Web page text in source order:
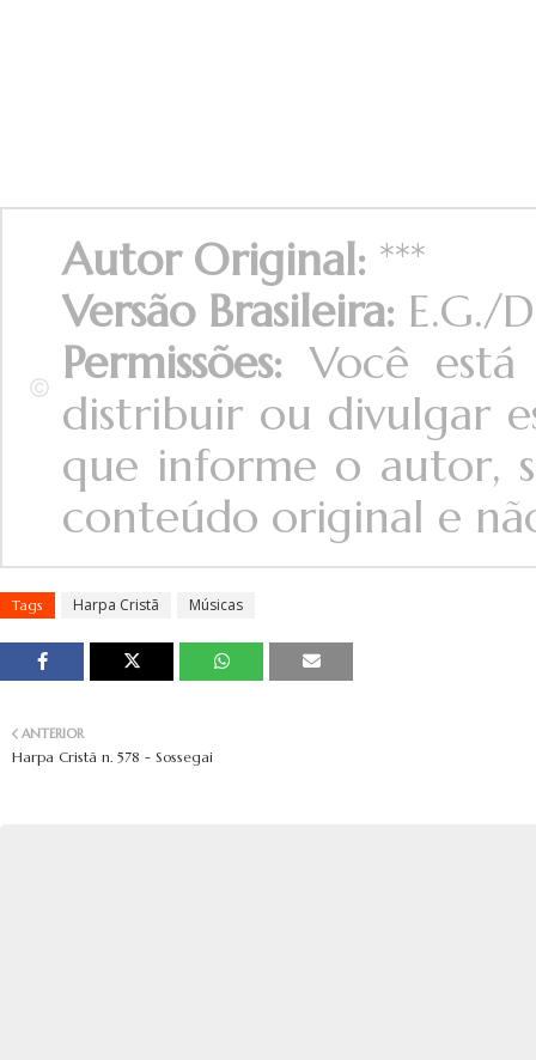
Autor Original: ***
Versão Brasileira: E.G./
Permissões:Você
distribuir ou divulgar
que informe o autor,
conteúdo original e
Tags Harpa Cristã Músicas
ANTERIOR
Harpa Cristã n. 578 - Sossegai